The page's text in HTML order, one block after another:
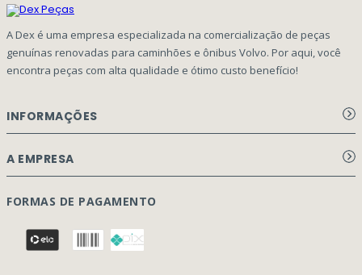
A Dex é uma empresa especializada na comercialização de peças
genuínas renovadas para caminhões e ônibus Volvo. Por aqui, você
encontra peças com alta qualidade e ótimo custo benefício!
INFORMAÇÕES
Aviso de privacidade Dex Peças
Perguntas Frequentes
A EMPRESA
Página Principal
Quem Somos
FORMAS DE PAGAMENTO